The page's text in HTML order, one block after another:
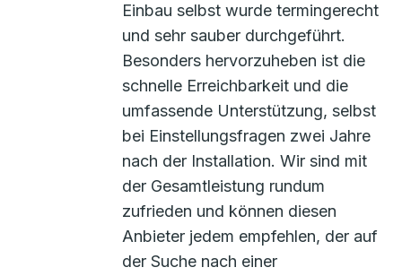
Einbau selbst wurde termingerecht
und sehr sauber durchgeführt.
Besonders hervorzuheben ist die
schnelle Erreichbarkeit und die
umfassende Unterstützung, selbst
bei Einstellungsfragen zwei Jahre
nach der Installation. Wir sind mit
der Gesamtleistung rundum
zufrieden und können diesen
Anbieter jedem empfehlen, der auf
der Suche nach einer